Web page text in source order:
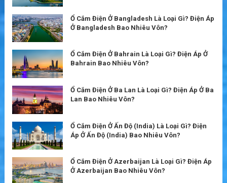
Ổ Cắm Điện Ở Bangladesh Là Loại Gì? Điện Áp
Ở Bangladesh Bao Nhiêu Vôn?
Ổ Cắm Điện Ở Bahrain Là Loại Gì? Điện Áp Ở
Bahrain Bao Nhiêu Vôn?
Ổ Cắm Điện Ở Ba Lan Là Loại Gì? Điện Áp Ở Ba
Lan Bao Nhiêu Vôn?
Ổ Cắm Điện Ở Ấn Độ (India) Là Loại Gì? Điện
Áp Ở Ấn Độ (India) Bao Nhiêu Vôn?
Ổ Cắm Điện Ở Azerbaijan Là Loại Gì? Điện Áp
Ở Azerbaijan Bao Nhiêu Vôn?